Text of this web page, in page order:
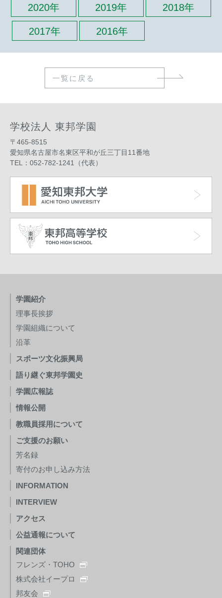
2020年 2019年 2018年
2017年 2016年
一覧に戻る
学校法人 東邦学園
〒465-8515
愛知県名古屋市名東区平和が丘三丁目11番地
TEL：052-782-1241（代表）
学園紹介
理事長挨拶
学園組織について
沿革
スポーツ文化振興局
語り継ぐ東邦学園史
学園広報誌
情報公開
教職員採用について
ご支援のお願い
芳名録
寄付のお申し込み方法
INFORMATION
INTERVIEW
アクセス
公益通報について
関連団体
フレンズ・TOHO
株式会社イープロ
邦友会